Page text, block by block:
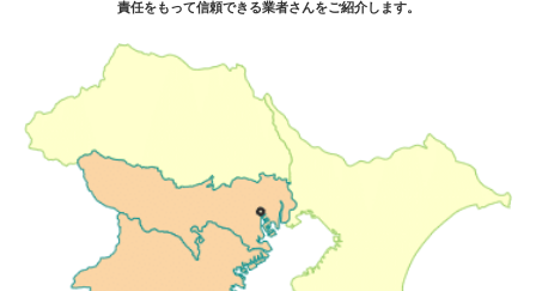
責任をもって信頼できる業者さんをご紹介します。